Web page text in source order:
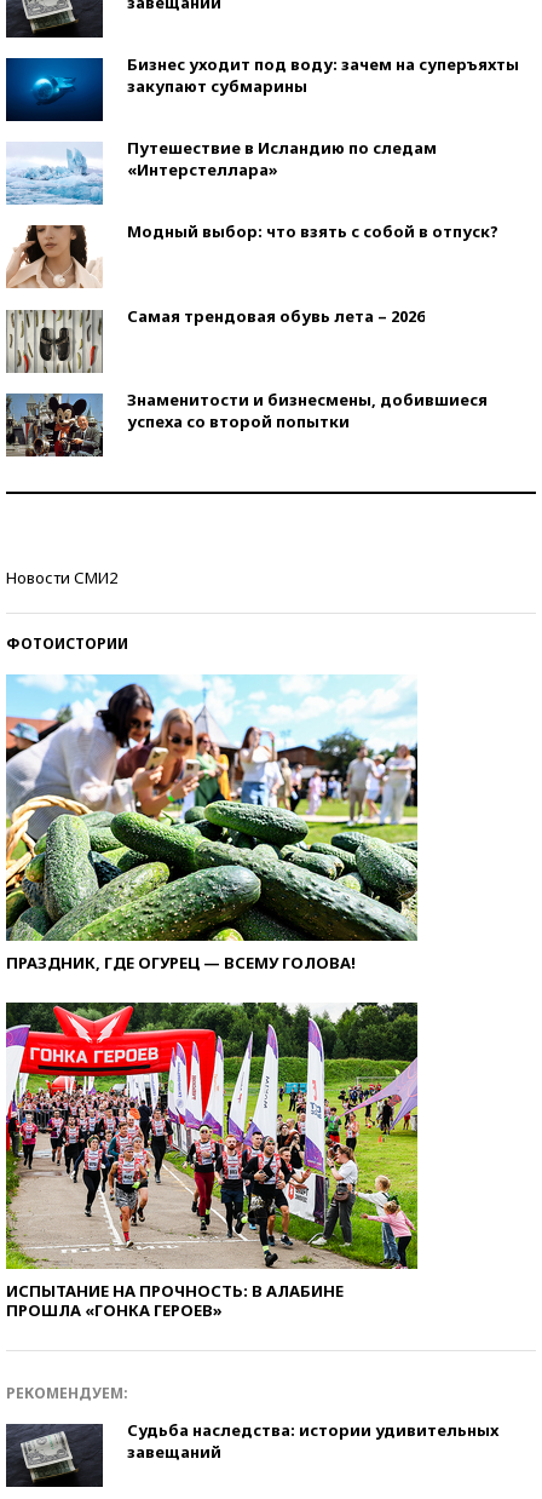
Бизнес уходит под воду: зачем на суперъяхты
закупают субмарины
Путешествие в Исландию по следам
«Интерстеллара»
Модный выбор: что взять с собой в отпуск?
Самая трендовая обувь лета – 2026
Знаменитости и бизнесмены, добившиеся
успеха со второй попытки
Новости СМИ2
ФОТОИСТОРИИ
ПРАЗДНИК, ГДЕ ОГУРЕЦ — ВСЕМУ ГОЛОВА!
ИСПЫТАНИЕ НА ПРОЧНОСТЬ: В АЛАБИНЕ
ПРОШЛА «ГОНКА ГЕРОЕВ»
РЕКОМЕНДУЕМ:
Судьба наследства: истории удивительных
завещаний